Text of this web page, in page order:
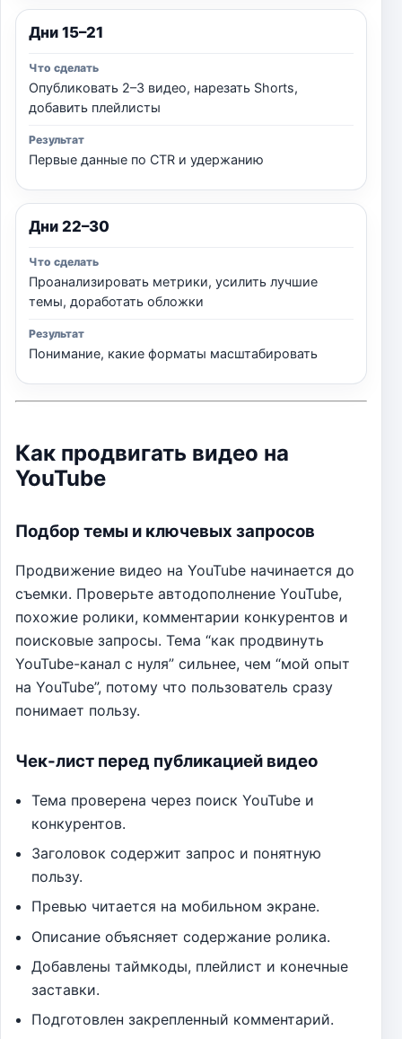
Дни 15–21
Опубликовать 2–3 видео, нарезать Shorts,
добавить плейлисты
Первые данные по CTR и удержанию
Дни 22–30
Проанализировать метрики, усилить лучшие
темы, доработать обложки
Понимание, какие форматы масштабировать
Как продвигать видео на
YouTube
Подбор темы и ключевых запросов
Продвижение видео на YouTube начинается до
съемки. Проверьте автодополнение YouTube,
похожие ролики, комментарии конкурентов и
поисковые запросы. Тема “как продвинуть
YouTube-канал с нуля” сильнее, чем “мой опыт
на YouTube”, потому что пользователь сразу
понимает пользу.
Чек-лист перед публикацией видео
Тема проверена через поиск YouTube и
конкурентов.
Заголовок содержит запрос и понятную
пользу.
Превью читается на мобильном экране.
Описание объясняет содержание ролика.
Добавлены таймкоды, плейлист и конечные
заставки.
Подготовлен закрепленный комментарий.